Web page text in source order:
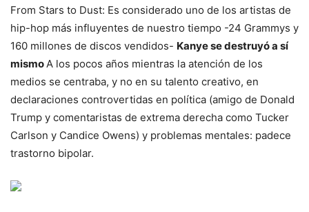
From Stars to Dust: Es considerado uno de los artistas de
hip-hop más influyentes de nuestro tiempo -24 Grammys y
160 millones de discos vendidos- Kanye se destruyó a sí
mismoA los pocos años mientras la atención de los
medios se centraba, y no en su talento creativo, en
declaraciones controvertidas en política (amigo de Donald
Trump y comentaristas de extrema derecha como Tucker
Carlson y Candice Owens) y problemas mentales: padece
trastorno bipolar.